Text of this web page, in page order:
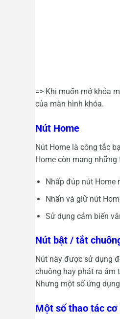
=> Khi muốn mở khóa
của màn hình khóa.
Nút Home
Nút Home là công tắc
Home còn mang những
Nhấp đúp nút Home
Nhấn và giữ nút
Sử dụng cảm biến
Nút bật / tắt
Nút này được sử dụng
chuông hay phát ra âm
Nhưng một số ứng
Một số thao tác cơ